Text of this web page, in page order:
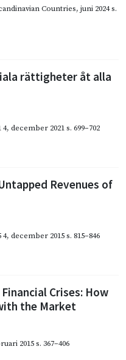
Countries, juni 2024s.
rättigheter åt alla
4, december 2021s. 699–702
Revenues of
4, december 2015s. 815–846
Crises: How
the Market
2015s. 367–406